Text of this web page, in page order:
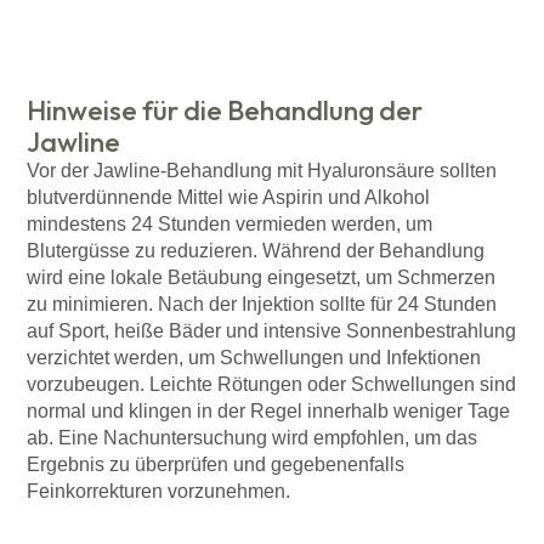
Hinweise für die Behandlung der
Jawline
Vor der Jawline-Behandlung mit Hyaluronsäure sollten
blutverdünnende Mittel wie Aspirin und Alkohol
mindestens 24 Stunden vermieden werden, um
Blutergüsse zu reduzieren. Während der Behandlung
wird eine lokale Betäubung eingesetzt, um Schmerzen
zu minimieren. Nach der Injektion sollte für 24 Stunden
auf Sport, heiße Bäder und intensive Sonnenbestrahlung
verzichtet werden, um Schwellungen und Infektionen
vorzubeugen. Leichte Rötungen oder Schwellungen sind
normal und klingen in der Regel innerhalb weniger Tage
ab. Eine Nachuntersuchung wird empfohlen, um das
Ergebnis zu überprüfen und gegebenenfalls
Feinkorrekturen vorzunehmen.